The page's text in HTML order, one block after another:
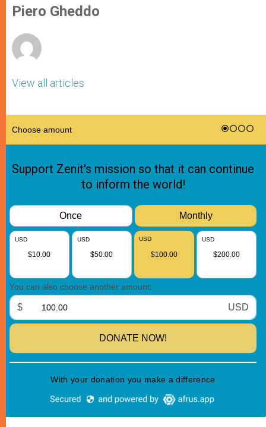
p
p
g
e
o
k
r
Piero Gheddo
View all articles